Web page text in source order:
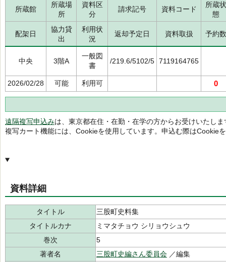
所蔵館
所蔵場
所
資料区
分
請求記号 資料コード
所蔵状
態
配架日
協力貸
出
利用状
況
返却予定日 資料取扱 予約数
中央 3階A
一般図
書
/219.6/5102/5 7119164765
2026/02/28 可能 利用可 0
遠隔複写申込みは、東京都在住・在勤・在学の方からお受けいたしま
複写カート機能には、Cookieを使用しています。申込む際はCookie
資料詳細
タイトル
三股町史料集
タイトルカナ
ミマタチョウ シリョウシュウ
巻次
5
著者名
三股町史編さん委員会 ／編集